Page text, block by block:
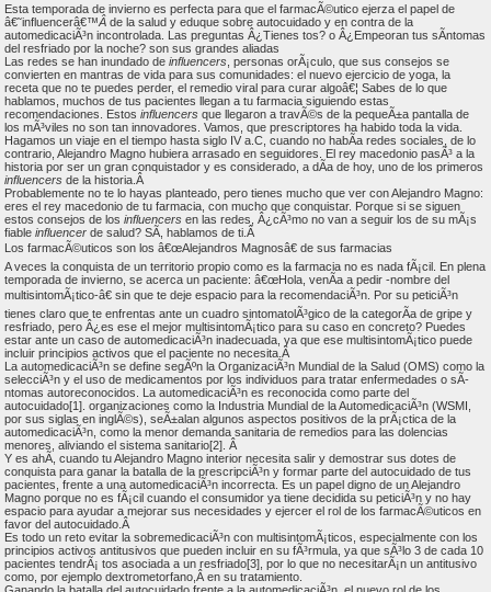
Esta temporada de invierno es perfecta para que el farmacÃ©utico ejerza el papel de
â€˜influencerâ€™Â de la salud y eduque sobre autocuidado y en contra de la
automedicaciÃ³n incontrolada. Las preguntas Â¿Tienes tos? o Â¿Empeoran tus sÃ­ntomas
del resfriado por la noche? son sus grandes aliadas
Las redes se han inundado de influencers , personas orÃ¡culo, que sus consejos se
convierten en mantras de vida para sus comunidades: el nuevo ejercicio de yoga, la
receta que no te puedes perder, el remedio viral para curar algoâ€¦ Sabes de lo que
hablamos, muchos de tus pacientes llegan a tu farmacia siguiendo estas
recomendaciones. Estos influencers que llegaron a travÃ©s de la pequeÃ±a pantalla de
los mÃ³viles no son tan innovadores. Vamos, que prescriptores ha habido toda la vida.
Hagamos un viaje en el tiempo hasta siglo IV a.C, cuando no habÃ­a redes sociales, de lo
contrario, Alejandro Magno hubiera arrasado en seguidores. El rey macedonio pasÃ³ a la
historia por ser un gran conquistador y es considerado, a dÃ­a de hoy, uno de los primeros
influencers de la historia.Â
Probablemente no te lo hayas planteado, pero tienes mucho que ver con Alejandro Magno:
eres el rey macedonio de tu farmacia, con mucho que conquistar. Porque si se siguen
estos consejos de los influencers en las redes, Â¿cÃ³mo no van a seguir los de su mÃ¡s
fiable influencer de salud? SÃ­, hablamos de ti.Â
Los farmacÃ©uticos son los â€œAlejandros Magnosâ€ de sus farmacias
A veces la conquista de un territorio propio como es la farmacia no es nada fÃ¡cil. En plena
temporada de invierno, se acerca un paciente: â€œHola, venÃ­a a pedir -nombre del
multisintomÃ¡tico-â€ sin que te deje espacio para la recomendaciÃ³n. Por su peticiÃ³n
tienes claro que te enfrentas ante un cuadro sintomatolÃ³gico de la categorÃ­a de gripe y
resfriado, pero Â¿es ese el mejor multisintomÃ¡tico para su caso en concreto? Puedes
estar ante un caso de automedicaciÃ³n inadecuada, ya que ese multisintomÃ¡tico puede
incluir principios activos que el paciente no necesita.Â
La automedicaciÃ³n se define segÃºn la OrganizaciÃ³n Mundial de la Salud (OMS) como la
selecciÃ³n y el uso de medicamentos por los individuos para tratar enfermedades o sÃ­
ntomas autoreconocidos. La automedicaciÃ³n es reconocida como parte del
autocuidado[1]. organizaciones como la Industria Mundial de la AutomedicaciÃ³n (WSMI,
por sus siglas en inglÃ©s), seÃ±alan algunos aspectos positivos de la prÃ¡ctica de la
automedicaciÃ³n, como la menor demanda sanitaria de remedios para las dolencias
menores, aliviando el sistema sanitario[2]. Â
Y es ahÃ­, cuando tu Alejandro Magno interior necesita salir y demostrar sus dotes de
conquista para ganar la batalla de la prescripciÃ³n y formar parte del autocuidado de tus
pacientes, frente a una automedicaciÃ³n incorrecta. Es un papel digno de un Alejandro
Magno porque no es fÃ¡cil cuando el consumidor ya tiene decidida su peticiÃ³n y no hay
espacio para ayudar a mejorar sus necesidades y ejercer el rol de los farmacÃ©uticos en
favor del autocuidado.Â
Es todo un reto evitar la sobremedicaciÃ³n con multisintomÃ¡ticos, especialmente con los
principios activos antitusivos que pueden incluir en su fÃ³rmula, ya que sÃ³lo 3 de cada 10
pacientes tendrÃ¡ tos asociada a un resfriado[3], por lo que no necesitarÃ¡n un antitusivo
como, por ejemplo dextrometorfano,Â en su tratamiento.